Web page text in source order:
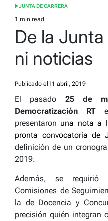
POSTED
IN
JUNTA DE CARRERA
Estimated
read
time
1 min read
De la
ni noticias
Publicado el11 abril, 2019
El pasado 25 de
Democratización RT
presentaron una nota a
pronta convocatoria de
definición de un
2019.
Además, se
Comisiones de
la de Docencia y
precisión quién integran